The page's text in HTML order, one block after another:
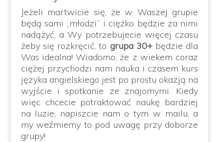
Jeżeli martwicie się, że w Waszej grupie
będą sami „młodzi” i ciężko będzie za nimi
nadążyć, a Wy potrzebujecie więcej czasu
żeby się rozkręcić, to grupa 30+będzie dla
Was idealna! Wiadomo, że z wiekem coraz
ciężej przychodzi nam nauka i czasem kurs
języka angielskiego jest po prostu okazją na
wyjście i spotkanie ze znajomymi. Kiedy
więc chcecie potraktować naukę bardziej
na luzie, napiszcie nam o tym w mailu, a
my weźmiemy to pod uwagę przy doborze
grupy!